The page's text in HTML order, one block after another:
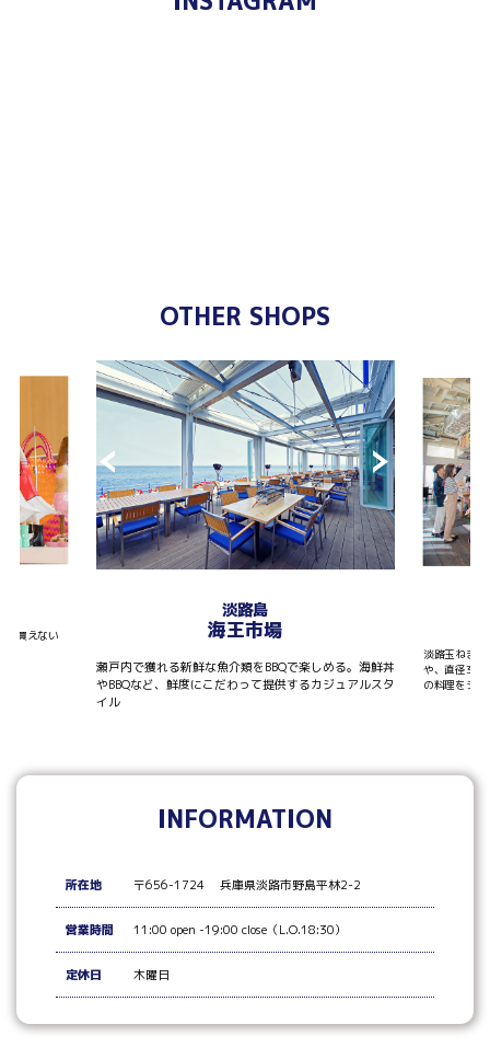
OTHER SHOPS
か買えない
淡路島
海王市場
瀬戸内で獲れる新鮮な魚介類をBBQで楽しめる。海鮮丼
やBBQなど、鮮度にこだわって提供するカジュアルスタ
イル
淡路玉ねぎ
や、直径30
の料理をシ
INFORMATION
所在地 〒656-1724 兵庫県淡路市野島平林2-2
営業時間 11:00 open -19:00 close（L.O.18:30）
定休日 木曜日